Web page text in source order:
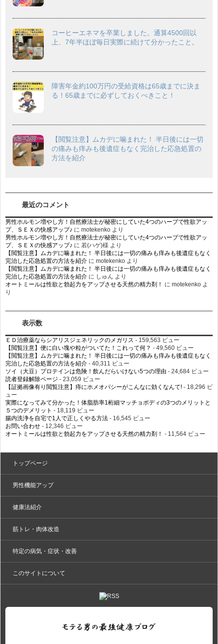
コーヒーエネマを卒業しました。通算4500回以
上、7年半ほぼ毎日実際に続けて分かったこと。
障害年金約100万円の受給資格は65歳までに決ま
る！65歳までに必ずしておくべきこと！
【閲覧注意】ムカデに噛まれた！ 半日後には一切
の痛みも痒みも後遺症もなく完治した応急処置の
方法を紹介
最近のコメント
男性ホルモン増やし方！自然療法士が秘密にしていた4つのハーブで性欲アッ
プ、ＳＥＸの快感アップ♪ に motekenko より
男性ホルモン増やし方！自然療法士が秘密にしていた4つのハーブで性欲アッ
プ、ＳＥＸの快感アップ♪ に 若(ハゲ)様 より
【閲覧注意】ムカデに噛まれた！ 半日後には一切の痛みも痒みも後遺症もなく
完治した応急処置の方法を紹介 に motekenko より
【閲覧注意】ムカデに噛まれた！ 半日後には一切の痛みも痒みも後遺症もなく
完治した応急処置の方法を紹介 に しゅん より
オートミールは性欲と勃起力をアップさせる天然の精力剤！
に motekenko よ
り
表示数
ＥＤ治療薬ならシアリスジェネリックのメガリス - 159,563 ビュー
【閲覧注意】便に白い塊や粒がついてた！これって何？ - 49,560 ビュー
【閲覧注意】ムカデに噛まれた！ 半日後には一切の痛みも痒みも後遺症もなく
完治した応急処置の方法を紹介 - 40,311 ビュー
ソイ（大豆）プロテインは危険！飲んだらいけない5つの理由 - 24,684 ビュー
読者登録解除ページ - 23,059 ビュー
【証拠画像有り閲覧注意】痔にホメオパシーがこんなに効くなんて! - 18,296 ビ
ュー
実際になってみて分かった！体脂肪率1桁細マッチョボディの3つのメリットと
５つのデメリット - 18,119 ビュー
腸内洗浄を自宅で1人で正しくやる方法 - 16,545 ビュー
お問い合わせ - 12,346 ビュー
オートミールは性欲と勃起力をアップさせる天然の精力剤！ - 11,564 ビュー
トップページ
男性機能アップ
健康法紹介
筋トレ・肉体改造
特定の病気・症状・改善
このサイトについて